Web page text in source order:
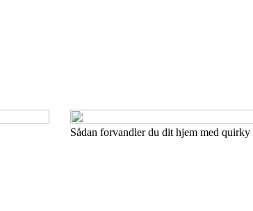
Sådan forvandler du dit hjem med